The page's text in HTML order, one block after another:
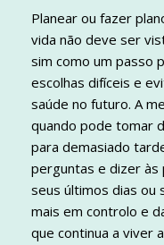
Planear ou fazer
vida não deve ser
sim como um passo
escolhas difíceis e
saúde no futuro. A
quando pode tomar
para demasiado
perguntas e dizer às
seus últimos dias ou
mais em controlo e
que continua a viver